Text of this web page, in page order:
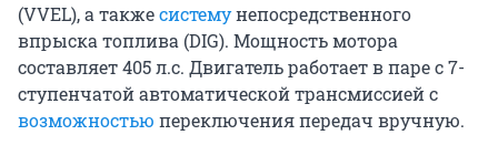
(VVEL), а такжесистемунепосредственного
впрыска топлива (DIG). Мощность мотора
составляет 405 л.с. Двигатель работает в паре с 7-
ступенчатой автоматической трансмиссией с
возможностью переключения передач вручную.